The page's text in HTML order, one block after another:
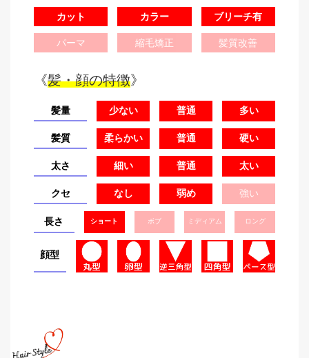
カット カラー ブリーチ有
パーマ 縮毛矯正 髪質改善
《髪・顔の特徴》
髪量 少ない 普通 多い
髪質 柔らかい 普通 硬い
太さ 細い 普通 太い
クセ なし 弱め 強い
長さ ショート ボブ ミディアム ロング
顔型